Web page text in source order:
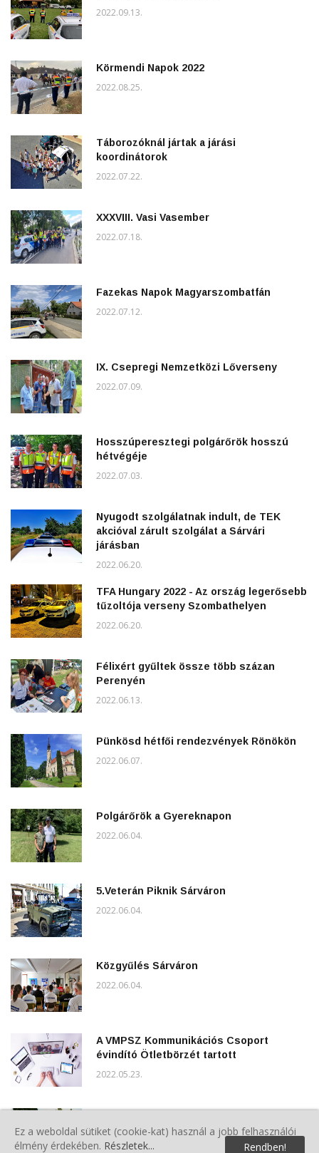
2022.09.13.
Körmendi Napok 2022
2022.08.25.
Táborozóknál jártak a járási
koordinátorok
2022.07.22.
XXXVIII. Vasi Vasember
2022.07.18.
Fazekas Napok Magyarszombatfán
2022.07.12.
IX. Csepregi Nemzetközi Lőverseny
2022.07.09.
Hosszúperesztegi polgárőrök hosszú
hétvégéje
2022.07.03.
Nyugodt szolgálatnak indult, de TEK
akcióval zárult szolgálat a Sárvári
járásban
2022.06.20.
TFA Hungary 2022 - Az ország legerősebb
tűzoltója verseny Szombathelyen
2022.06.20.
Félixért gyűltek össze több százan
Perenyén
2022.06.13.
Pünkösd hétfői rendezvények Rönökön
2022.06.07.
Polgárőrök a Gyereknapon
2022.06.04.
5.Veterán Piknik Sárváron
2022.06.04.
Közgyűlés Sárváron
2022.06.04.
A VMPSZ Kommunikációs Csoport
évindító Ötletbörzét tartott
2022.05.23.
Közgyűlése
2022.05.22.
Ez a weboldal sütiket (cookie-kat) használ a jobb felhasználói
élmény érdekében. Részletek... Rendben!